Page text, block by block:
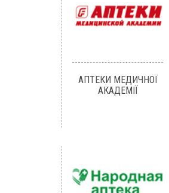
АПТЕКИ МЕДИЧНОЇ
АКАДЕМІЇ